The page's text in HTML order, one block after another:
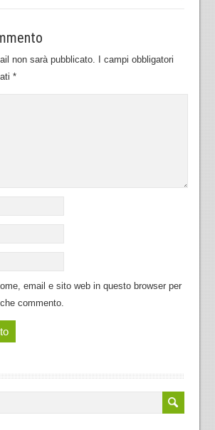
non sarà pubblicato. I campi obbligatori
*
email e sito web in questo browser per
commento.